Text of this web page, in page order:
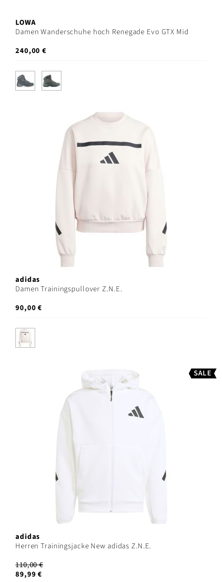
LOWA
Damen Wanderschuhe hoch Renegade Evo GTX Mid
240,00 €
adidas
Damen Trainingspullover Z.N.E.
90,00 €
SALE
adidas
Herren Trainingsjacke New adidas Z.N.E.
110,00 €
89,99 €